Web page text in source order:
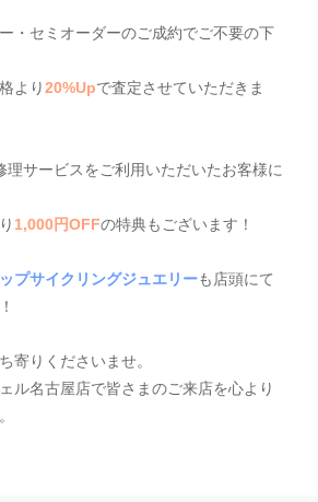
・セミオーダーのご成約でご不要の下
より20%Upで査定させていただきま
理サービスをご利用いただいたお客様に
1,000円OFFの特典もございます！
プサイクリングジュエリーも店頭にて
寄りくださいませ。
ル名古屋店で皆さまのご来店を心より